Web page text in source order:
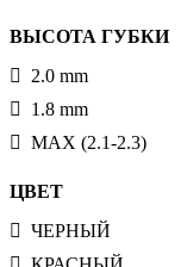
ВЫСОТА ГУБКИ
2.0 mm
1.8 mm
MAX (2.1-2.3)
ЦВЕТ
ЧЕРНЫЙ